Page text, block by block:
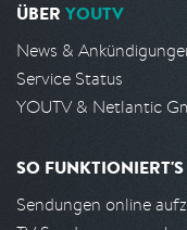
ÜBER YOUTV
News &
Service Status
YOUTV & Netlantic
SO FUNKTIONIERT'S
Sendungen online